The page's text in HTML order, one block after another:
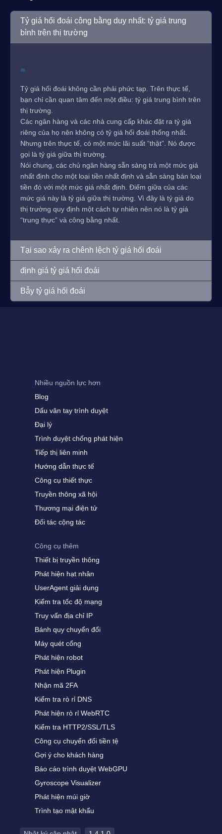
Tỷ giá hối đoái công bằng duy nhất: tỷ giá trung
bình trên thị trường
Tỷ giá hối đoái không cần phải phức tạp. Trên thực tế,
bạn chỉ cần quan tâm đến một điều: tỷ giá trung bình trên
thị trường.
Các ngân hàng và các nhà cung cấp khác đặt ra tỷ giá
riêng của họ nên không có tỷ giá hối đoái thống nhất.
Nhưng trên thực tế, có một mức lãi suất “thật”. Nó được
gọi là tỷ giá giữa thị trường.
Nói chung, các chủ ngân hàng sẵn sàng trả một mức giá
nhất định cho một loại tiền nhất định và sẵn sàng bán loại
tiền đó với một mức giá nhất định. Điểm giữa của các
mức giá này là tỷ giá giữa thị trường. Vì đây là tỷ giá do
thị trường quy định một cách tự nhiên nên nó là tỷ giá
“trung thực” và công bằng nhất.
Tại sao xảy ra chênh lệch tỷ giá hối đoái
định giá tỷ giá hối đoái
Bẫy tỷ giá hối đoái
Nhiều nguồn lực hơn
Blog
Dấu vân tay trình duyệt
Đại lý
Trình duyệt chống phát hiện
Tiếp thị liên minh
Hướng dẫn thực tế
Công cụ thiết thực
Truyền thông xã hội
Thương mại điện tử
Đối tác cộng tác
Công cụ thêm
Thiết bị truyền thông
Phát hiện hạt nhân
UserAgent giải dụng
Kiểm tra tốc độ mạng
Truy vấn địa chỉ IP
Bánh quy chuyển đổi
Máy quét cổng
Phát hiện robot
Phát hiện Plugin
Nhận mã 2FA
Kiểm tra rò rỉ DNS
Phát hiện rò rỉ WebRTC
Kiểm tra HTTP2/SSL/TLS
Công cụ chuyển đổi tiền tệ
Gợi ý cho khách hàng
Báo cáo trình duyệt WebGPU
Gyroscope Visualizer
Phát hiện múi giờ
Trình tạo mật khẩu